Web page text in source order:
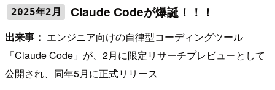
2025年2月 Claude Codeが爆誕！！！
出来事： エンジニア向けの自律型コーディングツール
「Claude Code」が、2月に限定リサーチプレビューとして
公開され、同年5月に正式リリース